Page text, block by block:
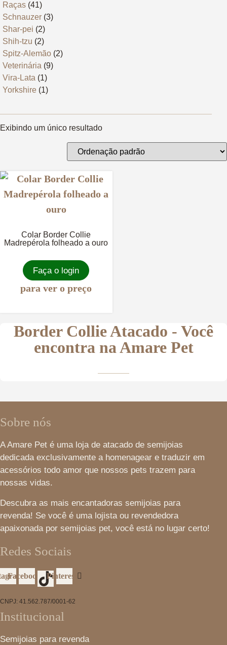
Raças (41)
Schnauzer (3)
Shar-pei (2)
Shih-tzu (2)
Spitz-Alemão (2)
Veterinária (9)
Vira-Lata (1)
Yorkshire (1)
Exibindo um único resultado
Colar Border Collie
Madrepérola folheado a ouro
Faça o login
para ver o preço
Border Collie Atacado - Você
encontra na Amare Pet
Sobre nós
A Amare Pet é uma loja de atacado de semijoias
dedicada exclusivamente a homenagear e traduzir em
acessórios todo amor que nossos pets trazem para
nossas vidas.
Descubra as mais encantadoras semijoias para
revenda! Se você é uma lojista ou revendedora
apaixonada por semijoias pet, você está no lugar certo!
Redes Sociais
Facebook Pinterest
CNPJ: 41.562.787/0001-62
Institucional
Semijoias para revenda